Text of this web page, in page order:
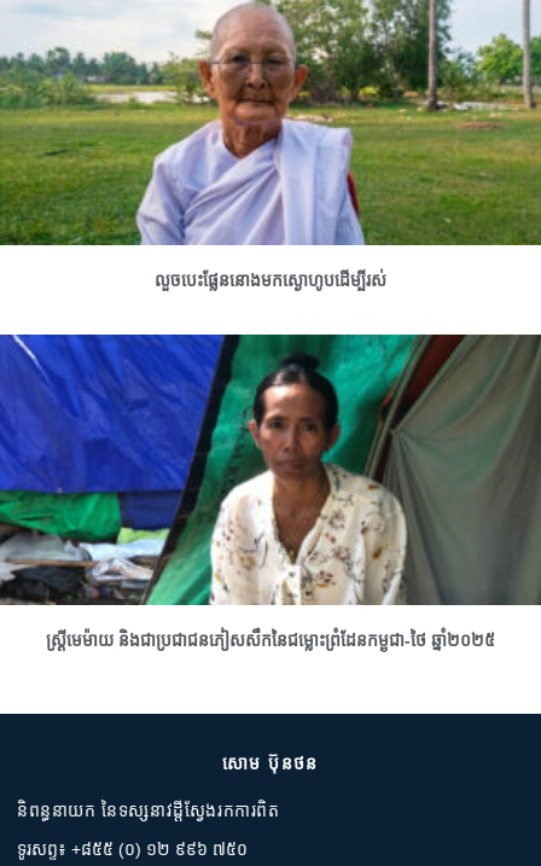
លួចបេះផ្លែននោងមកស្ងោហូបដើម្បីរស់
ស្រ្តីមេម៉ាយ និងជាប្រជាជនភៀសសឹកនៃជម្លោះព្រំដែនកម្ពុជា-ថៃ ឆ្នាំ២០២៥
សោម ប៊ុនថន
និពន្ធនាយក នៃទស្សនាវដ្តីស្វែងរកការពិត
ទូរសព្ទ៖ +៨៥៥ (០) ១២ ៩៩៦ ៧៥០